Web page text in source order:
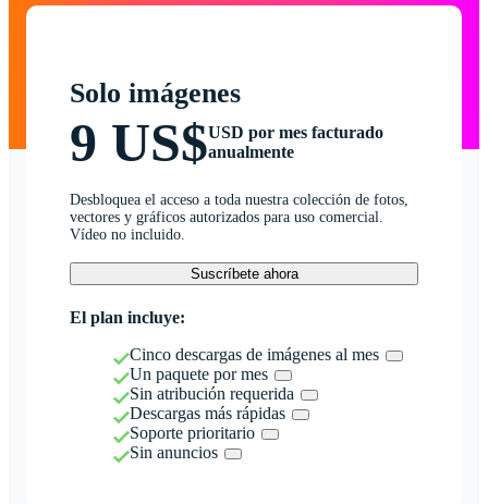
Solo imágenes
9 US$USD por mes facturado
anualmente
Desbloquea el acceso a toda nuestra colección de fotos,
vectores y gráficos autorizados para uso comercial.
Vídeo no incluido.
Suscríbete ahora
El plan incluye:
Cinco descargas de imágenes al mes
Un paquete por mes
Sin atribución requerida
Descargas más rápidas
Soporte prioritario
Sin anuncios